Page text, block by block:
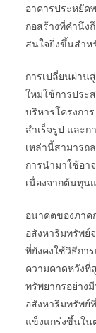
อาคารประหยัด
ก่อสร้างที่คำนึง
สนใจยิ่งขึ้นสำ
การเปลี่ยนผ่าน
ใหม่ใช้การประ
บริหารโครงกา
สำเร็จรูป และ
เหล่านี้สามารถ
การนำมาใช้อา
เนื่องจากต้นทุน
อนาคตของภาค
อสังหาริมทรัพย์
ที่ยังคงใช้วิธีกา
ความคาดหวัง
ทรัพยากรอย่าง
อสังหาริมทรัพย์
แข็งแกร่งขึ้นใน